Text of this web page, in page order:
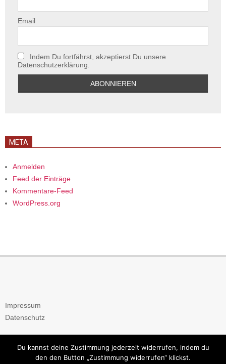
Email
Indem Du fortfährst, akzeptierst Du unsere
Datenschutzerklärung.
META
Anmelden
Feed der Einträge
Kommentare-Feed
WordPress.org
Impressum
Datenschutz
Du kannst deine Zustimmung jederzeit widerrufen, indem du
den den Button „Zustimmung widerrufen“ klickst.